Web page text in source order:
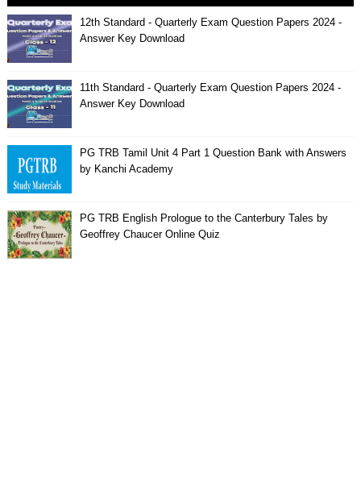
12th Standard - Quarterly Exam Question Papers 2024 -
Answer Key Download
11th Standard - Quarterly Exam Question Papers 2024 -
Answer Key Download
PG TRB Tamil Unit 4 Part 1 Question Bank with Answers
by Kanchi Academy
PG TRB English Prologue to the Canterbury Tales by
Geoffrey Chaucer Online Quiz